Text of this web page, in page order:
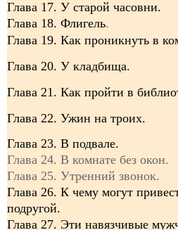
Глава 17. У старой часовни.
Глава 18. Флигель.
Глава 19. Как проникнуть в
Глава 20. У кладбища.
Глава 21. Как пройти в
Глава 22. Ужин на троих.
Глава 23. В подвале.
Глава 24. В комнате без окон.
Глава 25. Утренний звонок.
Глава 26. К чему могут
подругой.
Глава 27. Эти навязчивые